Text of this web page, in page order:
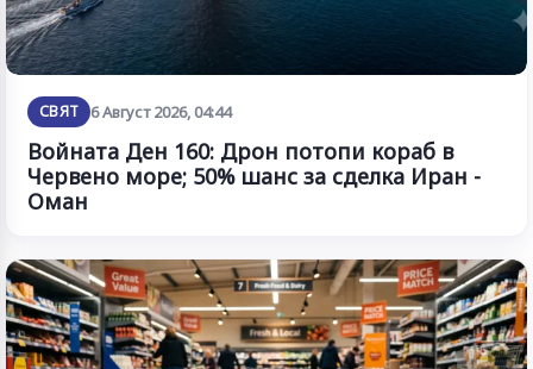
СВЯТ 6 Август 2026, 04:44
Войната Ден 160: Дрон потопи кораб в
Червено море; 50% шанс за сделка Иран -
Оман